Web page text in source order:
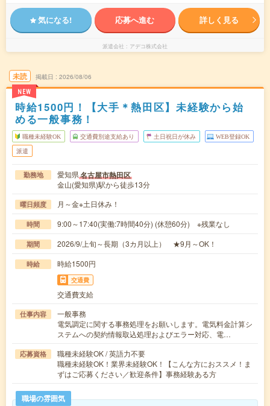
気になる! 応募へ進む 詳しく見る
派遣会社 アデコ株式会社
未読
NEW
掲載日 2026/08/06
時給1500円！【大手＊熱田区】未経験から始
める一般事務！
職種未経験OK 交通費別途支給あり 土日祝日が休み WEB登録OK
派遣
勤務地 愛知県名古屋市熱田区
金山(愛知県)駅から徒歩13分
曜日頻度 月～金※土日休み！
時間 9:00～17:40(実働:7時間40分) (休憩60分) ※残業なし
期間 2026/9/上旬～長期（3カ月以上） ★9月～OK！
時給 時給1500円
交通費
交通費支給
仕事内容
一般事務
電気調定に関する事務処理をお願いします。電気料金計算シ
ステムへの契約情報取込処理およびエラー対応、電…
応募資格
職種未経験OK / 英語力不要
職種未経験OK！業界未経験OK！【こんな方におススメ！ま
ずはご応募ください／歓迎条件】事務経験ある方
職場の雰囲気